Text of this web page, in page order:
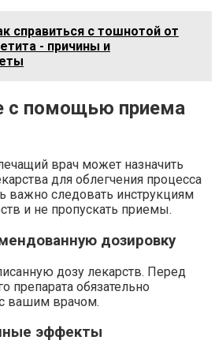
справиться с тошнотой от
- причины и
с помощью приема
врач может назначить
для облегчения процесса
важно следовать инструкциям
и не пропускать приемы.
дозировку
дозу лекарств. Перед
препарата обязательно
с вашим врачом.
эффекты